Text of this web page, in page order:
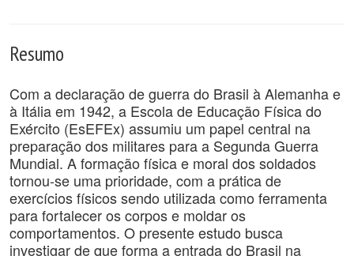
Resumo
Com a declaração de guerra do Brasil à Alemanha e
à Itália em 1942, a Escola de Educação Física do
Exército (EsEFEx) assumiu um papel central na
preparação dos militares para a Segunda Guerra
Mundial. A formação física e moral dos soldados
tornou-se uma prioridade, com a prática de
exercícios físicos sendo utilizada como ferramenta
para fortalecer os corpos e moldar os
comportamentos. O presente estudo busca
investigar de que forma a entrada do Brasil na